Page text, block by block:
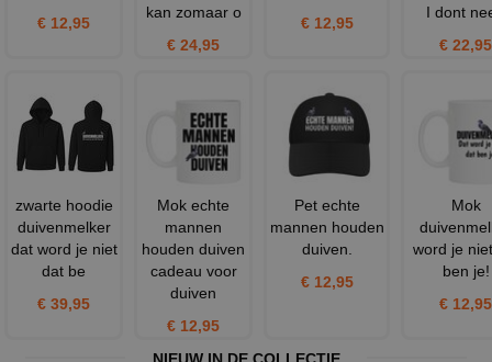
€ 12,95
kan zomaar o
€ 24,95
€ 12,95
I dont
€ 22,95
zwarte hoodie
duivenmelker
dat word je niet
dat be
€ 39,95
Mok echte
mannen
houden duiven
cadeau voor
duiven
€ 12,95
Pet echte
mannen houden
duiven.
€ 12,95
Mok
word je
ben je!
€ 12,95